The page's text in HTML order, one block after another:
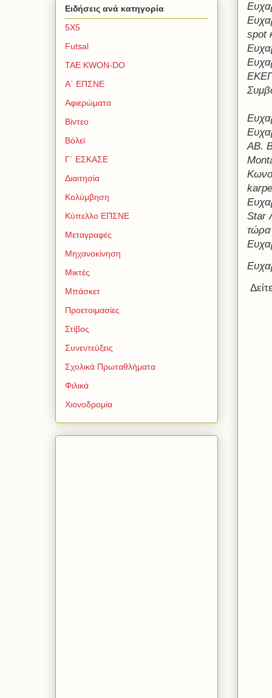
spot
ΑΒ.
Star
τώρα
Ειδήσεις ανά κατηγορία
5Χ5
Futsal
TAE KWON-DO
Α΄ ΕΠΣΝΕ
Αφιερώματα
Βίντεο
Βόλεϊ
Γ΄ ΕΣΚΑΣΕ
Διαιτησία
Κολύμβηση
Κύπελλο ΕΠΣΝΕ
Μεταγραφές
Μηχανοκίνηση
Μικτές
Μπάσκετ
Προετοιμασίες
Στίβος
Συνεντεύξεις
Σχολικά Πρωταθλήματα
Φιλικά
Χιονοδρομία